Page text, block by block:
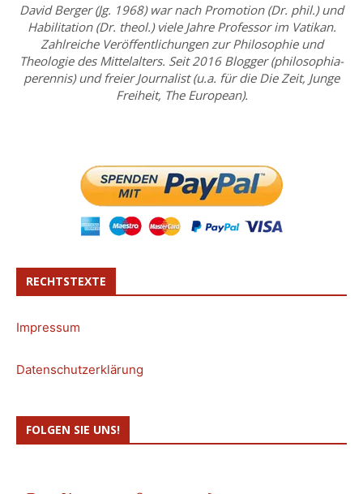
David Berger (Jg. 1968) war nach Promotion (Dr. phil.) und
Habilitation (Dr. theol.) viele Jahre Professor im Vatikan.
Zahlreiche Veröffentlichungen zur Philosophie und
Theologie des Mittelalters. Seit 2016 Blogger (philosophia-
perennis) und freier Journalist (u.a. für die Die Zeit, Junge
Freiheit, The European).
RECHTSTEXTE
Impressum
Datenschutzerklärung
FOLGEN SIE UNS!